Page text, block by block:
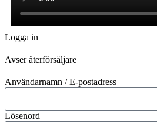
Logga in
Avser återförsäljare
Användarnamn / E-postadress
Lösenord